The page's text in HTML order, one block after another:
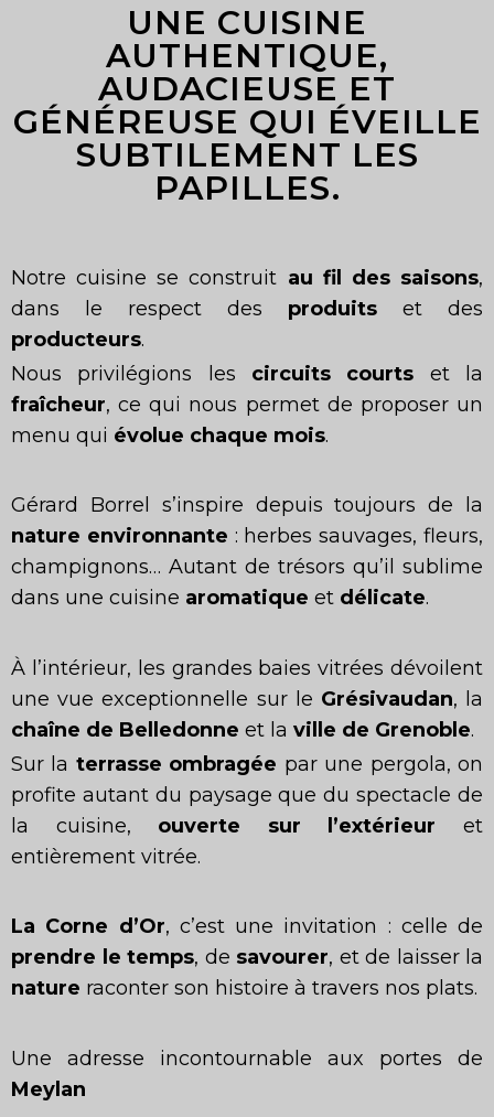
UNE CUISINE
AUTHENTIQUE,
AUDACIEUSE ET
GÉNÉREUSE QUI ÉVEILLE
SUBTILEMENT LES
PAPILLES.
Notre cuisine se construit au fil des saisons,
dans le respect des produits et des
producteurs.
Nous privilégions les circuits courts et la
fraîcheur, ce qui nous permet de proposer un
menu qui évolue chaque mois.
Gérard Borrel s’inspire depuis toujours de la
nature environnante : herbes sauvages, fleurs,
champignons… Autant de trésors qu’il sublime
dans une cuisine aromatique et délicate.
À l’intérieur, les grandes baies vitrées dévoilent
une vue exceptionnelle sur le Grésivaudan, la
chaîne de Belledonne et la ville de Grenoble.
Sur la terrasse ombragée par une pergola, on
profite autant du paysage que du spectacle de
la cuisine, ouverte sur l’extérieur et
entièrement vitrée.
La Corne d’Or, c’est une invitation : celle de
prendre le temps, de savourer, et de laisser la
nature raconter son histoire à travers nos plats.
Une adresse incontournable aux portes de
Meylan